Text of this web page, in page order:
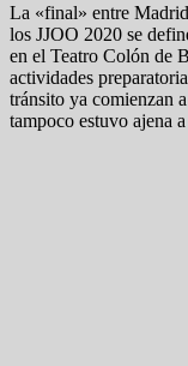
La «final» entre
los JJOO 2020 se
en el Teatro Colón de
actividades
tránsito ya comienzan
tampoco estuvo ajena